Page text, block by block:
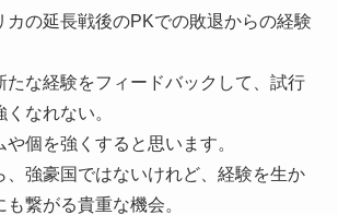
カの延長戦後のPKでの敗退からの経験
たな経験をフィードバックして、試行
なれない。
個を強くすると思います。
、強豪国ではないけれど、経験を生か
繋がる貴重な機会。